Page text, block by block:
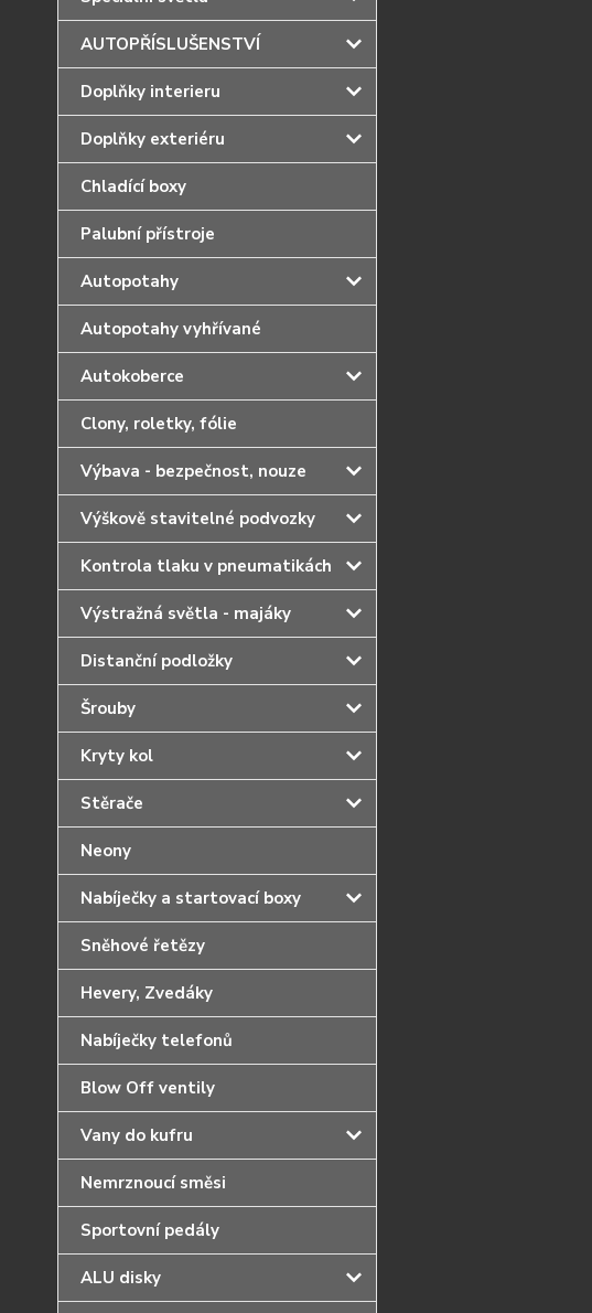
AUTOPŘÍSLUŠENSTVÍ
Doplňky interieru
Doplňky exteriéru
Chladící boxy
Palubní přístroje
Autopotahy
Autopotahy vyhřívané
Autokoberce
Clony, roletky, fólie
Výbava - bezpečnost, nouze
Výškově stavitelné podvozky
Kontrola tlaku v pneumatikách
Výstražná světla - majáky
Distanční podložky
Šrouby
Kryty kol
Stěrače
Neony
Nabíječky a startovací boxy
Sněhové řetězy
Hevery, Zvedáky
Nabíječky telefonů
Blow Off ventily
Vany do kufru
Nemrznoucí směsi
Sportovní pedály
ALU disky